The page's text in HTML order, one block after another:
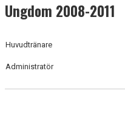
DOKUMENT
KONTAKT
Ungdom 2008-2011
Huvudtränare
Administratör